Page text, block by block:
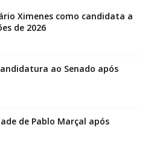
Ximenes como candidata a
de 2026
ao Senado após
de Pablo Marçal após